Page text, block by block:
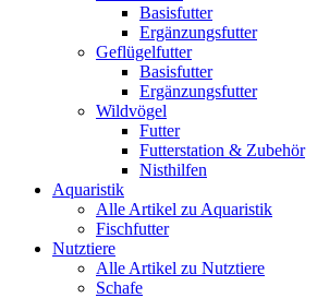
Basisfutter
Ergänzungsfutter
Geflügelfutter
Basisfutter
Ergänzungsfutter
Wildvögel
Futter
Futterstation & Zubehör
Nisthilfen
Aquaristik
Alle Artikel zu Aquaristik
Fischfutter
Nutztiere
Alle Artikel zu Nutztiere
Schafe